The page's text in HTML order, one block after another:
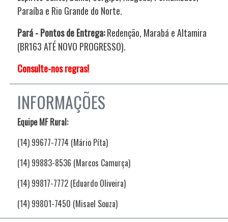
Paraíba e Rio Grande do Norte.
Pará - Pontos de Entrega:Redenção, Marabá e Altamira
(BR163 ATÉ NOVO PROGRESSO).
Consulte-nos regras!
INFORMAÇÕES
Equipe MF Rural:
(14) 99677-7774 (Mário Píta)
(14) 99883-8536 (Marcos Camurça)
(14) 99817-7772 (Eduardo Oliveira)
(14) 99801-7450 (Misael Souza)